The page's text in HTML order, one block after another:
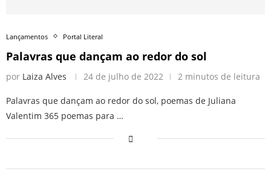
Lançamentos Portal Literal
Palavras que dançam ao redor do sol
por Laiza Alves 24 de julho de 2022 2 minutos de leitura
Palavras que dançam ao redor do sol, poemas de Juliana
Valentim 365 poemas para …